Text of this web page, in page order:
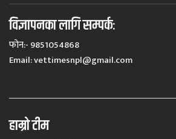
विज्ञापनका लागि सम्पर्कः
फोन:- 9851054868
Email:vettimesnpl@gmail.com
हाम्रो टीम